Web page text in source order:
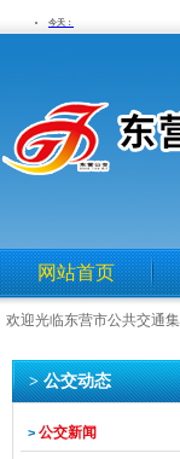
网站首页
欢迎光临东营市公共交通
> 公交动态
> 公交新闻